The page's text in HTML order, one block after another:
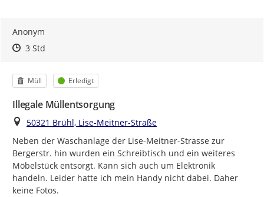
Anonym
Zeitpunkt des Erstellens
Zeitpunkt des Erstellens
3 StdZur Äußerung
Kategorie
Müll Status
Erledigt
Illegale Müllentsorgung
Ort
50321 Brühl, Lise-Meitner-Straße
Neben der Waschanlage der Lise-Meitner-Strasse zur
Bergerstr. hin wurden ein Schreibtisch und ein weiteres
Möbelstück entsorgt. Kann sich auch um Elektronik
handeln. Leider hatte ich mein Handy nicht dabei. Daher
keine Fotos.